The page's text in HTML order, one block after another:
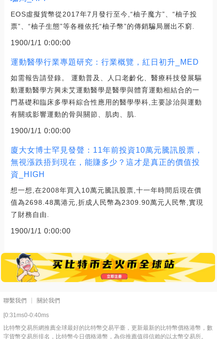
EOS虛擬貨幣從2017年7月發行至今,“柚子魔方”、“柚子投
票”、“柚子生態”等各種依托“柚子幣”的傳銷騙局層出不窮.
1900/1/1 0:00:00
運動醫學行業專題研究：行業概覽，紅日初升_MED
如需報告請登錄。 運動普及、人口老齡化、醫療科技發展驅
動運動醫學方興未艾運動醫學是醫學與體育運動相結合的一
門基礎和臨床多學科綜合性應用的醫學學科,主要診治與運動
有關或影響運動的骨與關節、肌肉、肌.
1900/1/1 0:00:00
廈大女博士罕見發聲：11年前投資10萬元騰訊股票，
無視漲跌捂到現在，能賺多少？這才是真正的價值投
資_HIGH
想一想,在2008年買入10萬元騰訊股票,十一年時間后現在價
值為2698.48萬港元,折成人民幣為2309.90萬元人民幣,實現
了財務自由.
1900/1/1 0:00:00
聯繫我們 關於我們
[0:31ms0-0:40ms
比特幣交易所網推薦全球最好的比特幣交易平臺，更新最新的比特幣價格港幣，數
字貨幣交易所排名，比特幣今日價格港幣，為你推薦值得信賴的以太幣交易所。